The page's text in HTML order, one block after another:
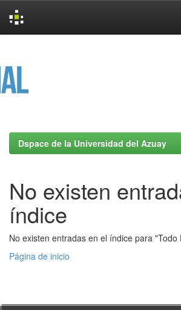
Dspace de la Universidad del Azuay
No existen
índice
No existen entradas en el índice para "Todo
Página de inicio